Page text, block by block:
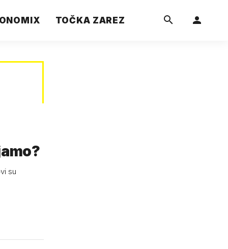
TOČKA ZAREZ
su